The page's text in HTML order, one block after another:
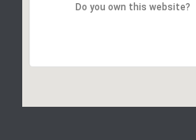
Do you own this website?